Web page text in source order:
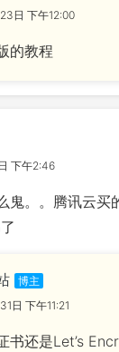
日 下午12:00
的教程
下午2:46
鬼。。腾讯云买
日 下午11:21
书还是Let’s